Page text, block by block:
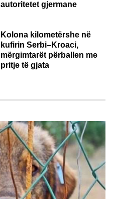
autoritetet gjermane
Kolona kilometërshe në
kufirin Serbi–Kroaci,
mërgimtarët përballen me
pritje të gjata